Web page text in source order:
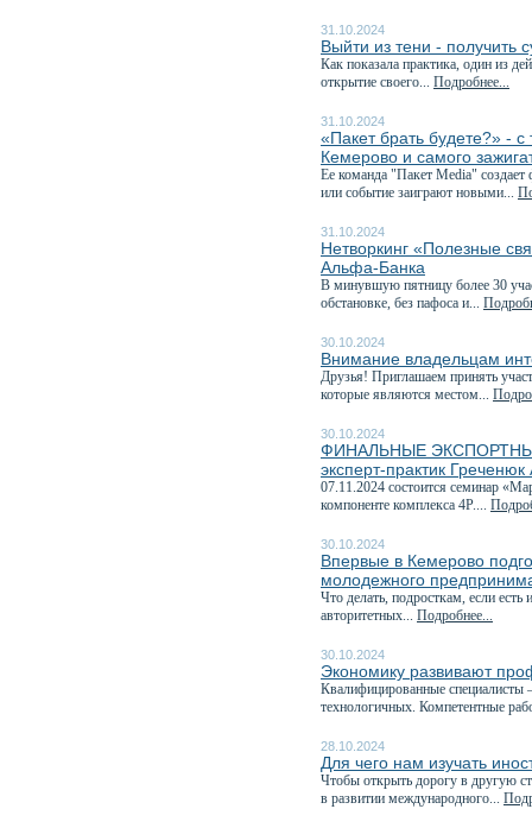
31.10.2024
Выйти из тени - получить
Как показала практика, один из
открытие своего... Подробнее...
31.10.2024
«Пакет брать будете?» -
Кемерово и самого
Ее команда "Пакет Media"
или событие заиграют новыми...
31.10.2024
Нетворкинг «Полезные
Альфа-Банка
В минувшую пятницу более 30
обстановке, без пафоса и...
30.10.2024
Внимание владельцам
Друзья! Приглашаем принять
которые являются местом...
30.10.2024
ФИНАЛЬНЫЕ
эксперт-практик Греченюк
07.11.2024 состоится семинар
компоненте комплекса 4P....
30.10.2024
Впервые в Кемерово
молодежного
Что делать, подросткам, если
авторитетных... Подробнее...
30.10.2024
Экономику развивают
Квалифицированные специалисты
технологичных. Компетентные
28.10.2024
Для чего нам изучать
Чтобы открыть дорогу в другую
в развитии международного...